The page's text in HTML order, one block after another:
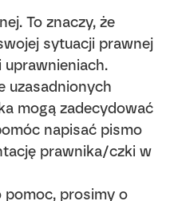
To znaczy, że
sytuacji prawnej
uprawnieniach.
uzasadnionych
mogą zadecydować
napisać pismo
prawnika/czki w
pomoc, prosimy o